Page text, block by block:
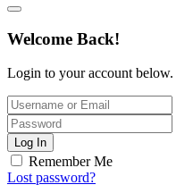
Welcome Back!
Login to your account below.
Log In
Remember Me
Lost password?